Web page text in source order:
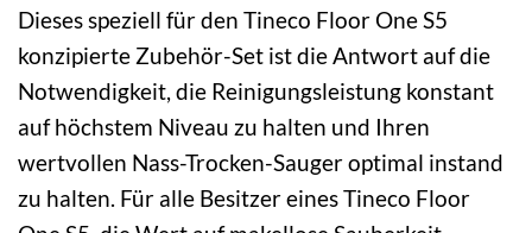
Dieses speziell für den Tineco Floor One S5
konzipierte Zubehör-Set ist die Antwort auf die
Notwendigkeit, die Reinigungsleistung konstant
auf höchstem Niveau zu halten und Ihren
wertvollen Nass-Trocken-Sauger optimal instand
zu halten. Für alle Besitzer eines Tineco Floor